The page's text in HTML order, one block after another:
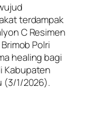
terdampak
C Resimen
Polri
healing bagi
Kabupaten
(3/1/2026).